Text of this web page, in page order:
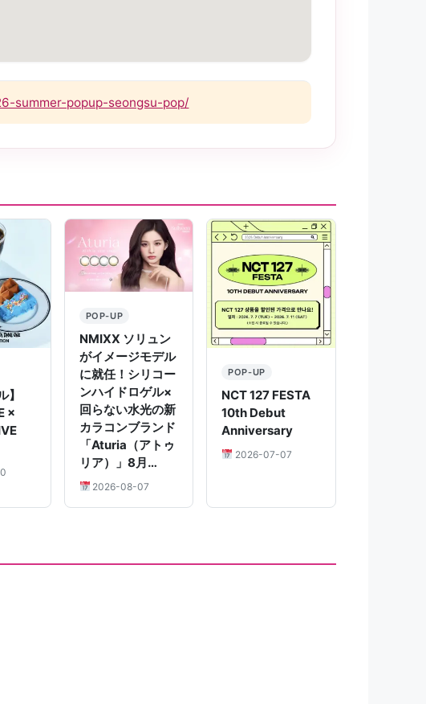
summer-popup-seongsu-pop/
】
×
POP-UP
NMIXX ソリュン
がイメージモデル
に就任！シリコー
ンハイドロゲル×
回らない水光の新
カラコンブランド
「Aturia（アトゥ
リア）」8月…
2026-08-07
POP-UP
NCT 127 FESTA
10th Debut
Anniversary
2026-07-07